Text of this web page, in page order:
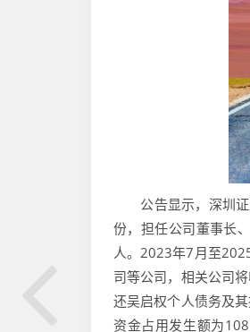
公告显示，深圳证
份，担任公司董事长
人。2023年7月至
司等公司，相关公司
还吴启权个人债务及
资金占用发生额为